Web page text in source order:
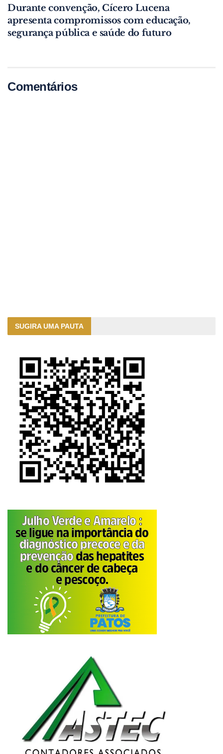
Durante convenção, Cícero Lucena
apresenta compromissos com educação,
segurança pública e saúde do futuro
Comentários
SUGIRA UMA PAUTA